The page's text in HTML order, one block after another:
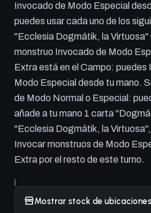
Invocado de Modo Especial
puedes usar cada uno de los
"Ecclesia Dogmátik, la Virtuosa"
monstruo Invocado de Modo
Extra está en el Campo:
Modo Especial desde tu mano.
de Modo Normal o Especial:
añade a tu mano 1 carta
"Ecclesia Dogmátik, la
Invocar monstruos de Modo
Extra por el resto de este turno.
|
Mostrar stock de ubicaciones